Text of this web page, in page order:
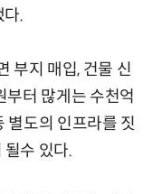
다.
부지 매입, 건물 신
부터 많게는 수천억
별도의 인프라를 짓
될수 있다.